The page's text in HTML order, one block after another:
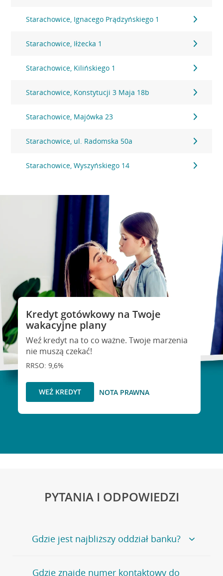
Starachowice, Ignacego Prądzyńskiego 1
Starachowice, Iłżecka 1
Starachowice, Kilińskiego 1
Starachowice, Konstytucji 3 Maja 18b
Starachowice, Majówka 23
Starachowice, ul. Radomska 50a
Starachowice, Wyszyńskiego 14
Kredyt gotówkowy na Twoje
wakacyjne plany
Weź kredyt na to co ważne. Twoje marzenia
nie muszą czekać!
RRSO: 9,6%
WEŹ KREDYT NOTA PRAWNA
PYTANIA I ODPOWIEDZI
Gdzie jest najbliższy oddział banku?
Jeśli szukasz oddziału naszego banku, zapraszamy na
Gdzie znajdę numer kontaktowy do